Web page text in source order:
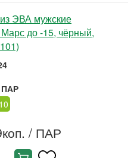
ЭВА мужские
до -15, чёрный,
ПАР
/ ПАР